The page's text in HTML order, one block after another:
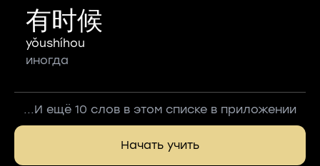
有时候
yǒushíhou
иногда
...И ещё 10 слов в этом списке в приложении
Начать учить